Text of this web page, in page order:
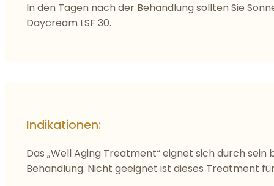
In den Tagen nach der Behandlung sollten Sie
Daycream LSF 30.
Indikationen:
Das „Well Aging Treatment“ eignet sich durch
Behandlung. Nicht geeignet ist dieses Treatment